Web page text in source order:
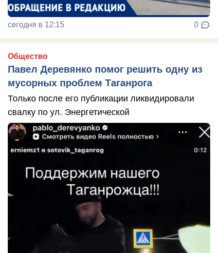
сегодня в 12:15 0
Общество
Павел Деревянко помог решить одну из
мусорных проблем Таганрога
Только после его публикации ликвидировали
свалку по ул. Энергетической